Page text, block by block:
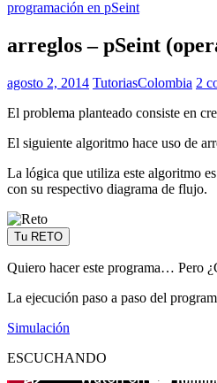
programación en pSeint
arreglos – pSeint
agosto 2, 2014 TutoriasColombia 2
El problema planteado consiste en
El siguiente algoritmo hace uso de
La lógica que utiliza este algoritmo
con su respectivo diagrama de flujo.
Tu RETO
Quiero hacer este programa… Pero
La ejecución paso a paso del
Simulación
ESCUCHANDO